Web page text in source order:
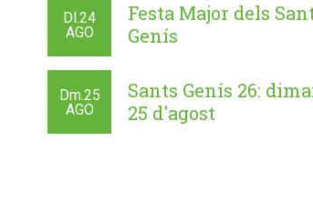
Dl.24
AGO
Festa Major dels
Genís
Dm.25
AGO
Sants Genís 26:
25 d'agost